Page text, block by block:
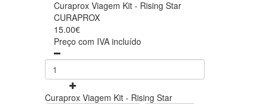
Curaprox Viagem Kit - Rising Star
CURAPROX
15.00€
Preço com IVA incluído
Curaprox Viagem Kit - Rising Star